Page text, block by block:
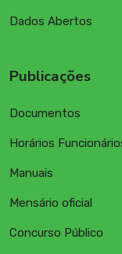
Dados Abertos
Publicações
Documentos
Horários
Manuais
Mensário oficial
Concurso Público